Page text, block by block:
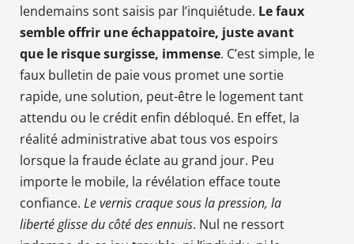
lendemains sont saisis par l’inquiétude. Le faux
semble offrir une échappatoire, juste avant
que le risque surgisse, immense. C’est simple, le
faux bulletin de paie vous promet une sortie
rapide, une solution, peut-être le logement tant
attendu ou le crédit enfin débloqué. En effet, la
réalité administrative abat tous vos espoirs
lorsque la fraude éclate au grand jour. Peu
importe le mobile, la révélation efface toute
confiance. Le vernis craque sous la pression, la
liberté glisse du côté des ennuis. Nul ne ressort